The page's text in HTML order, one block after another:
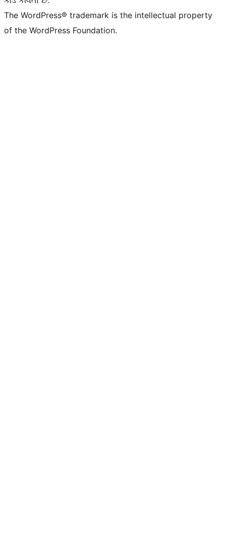
The WordPress® trademark is the intellectual property
of the WordPress Foundation.